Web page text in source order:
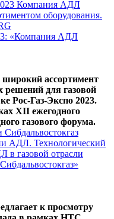
«Компания АДЛ
ассортимент
для газовой
Рос-Газ-Экспо 2023.
XII ежегодного
газового форума.
к просмотру